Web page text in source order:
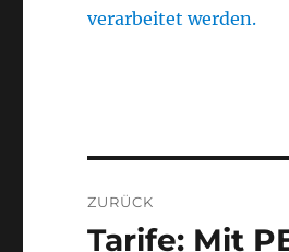
verarbeitet werden.
ZURÜCK
Vorheriger
Tarife: Mit